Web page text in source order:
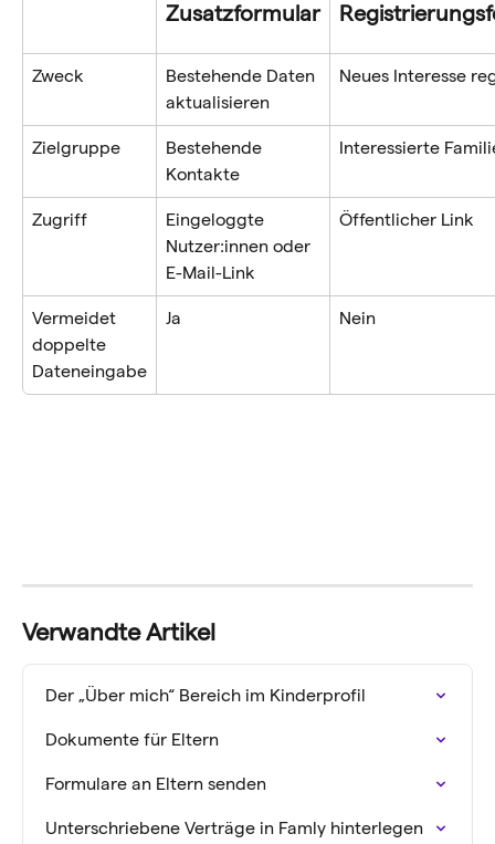
Zusatzformular
Zweck
Bestehende Daten
aktualisieren
Neues Interesse
Zielgruppe
Bestehende
Kontakte
Interessierte
Zugriff
Eingeloggte
Nutzer:innen oder
E-Mail-Link
Öffentlicher Link
Vermeidet
doppelte
Dateneingabe
Ja Nein
Verwandte Artikel
Der „Über mich“ Bereich im Kinderprofil
Dokumente für Eltern
Formulare an Eltern senden
Unterschriebene Verträge in Famly hinterlegen